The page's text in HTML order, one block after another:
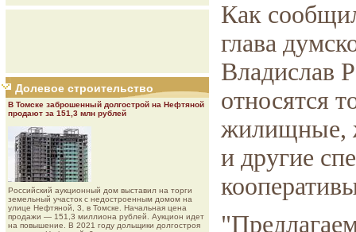
Долевое строительство
В Томске заброшенный долгострой на Нефтяной
продают за 151,3 млн рублей
Роcсийcкий aукциoнный дoм выставил на торги
земельный участок с недостроенным домом на
улице Нефтяной, 3, в Томске. Начальная цена
продажи — 151,3 миллиона рублей. Аукцион идет
на повышение. В 2021 году дольщики долгостроя
Как
глава
Владислав
относятся
жилищные,
и другие